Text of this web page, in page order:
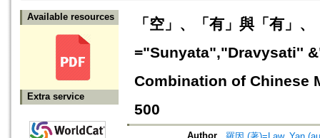
Available resources
Extra service
「空」、「有」與「有」
="Sunyata","Dravysati''
Combination of Chinese
500
Author